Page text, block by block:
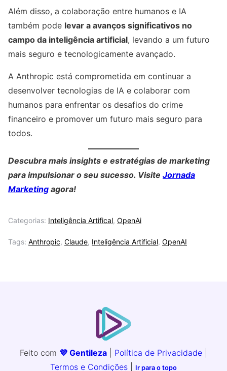
Além disso, a colaboração entre humanos e IA
também pode levar a avanços significativos no
campo da inteligência artificial, levando a um futuro
mais seguro e tecnologicamente avançado.
A Anthropic está comprometida em continuar a
desenvolver tecnologias de IA e colaborar com
humanos para enfrentar os desafios do crime
financeiro e promover um futuro mais seguro para
todos.
Descubra mais insights e estratégias de marketing
para impulsionar o seu sucesso. Visite Jornada
Marketing agora!
Categorias: Inteligência Artifical, OpenAi
Tags: Anthropic, Claude, Inteligência Artificial, OpenAI
Feito com 💜 Gentileza Política de Privacidade
Termos e Condições
Ir para o topo